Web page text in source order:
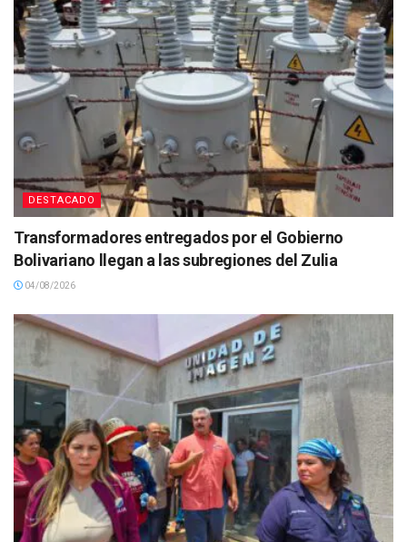
DESTACADO
Transformadores entregados por el Gobierno
Bolivariano llegan a las subregiones del Zulia
04/08/2026